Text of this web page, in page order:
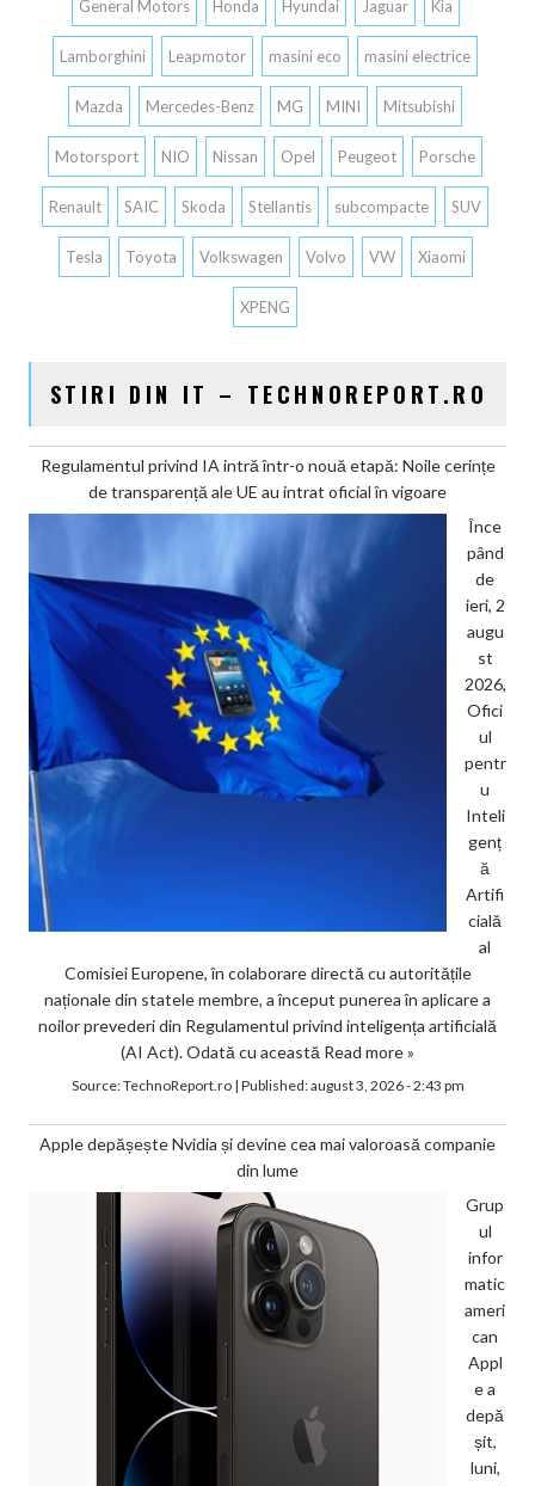
General Motors Honda Hyundai Jaguar Kia
Lamborghini Leapmotor masini eco masini electrice
Mazda Mercedes-Benz MG MINI Mitsubishi
Motorsport NIO Nissan Opel Peugeot Porsche
Renault SAIC Skoda Stellantis subcompacte SUV
Tesla Toyota Volkswagen Volvo VW Xiaomi
XPENG
STIRI DIN IT – TECHNOREPORT.RO
Regulamentul privind IA intră într-o nouă etapă: Noile cerințe
de transparență ale UE au intrat oficial în vigoare
Înce
pând
de
ieri, 2
augu
st
2026,
Ofici
ul
pentr
u
Inteli
genț
ă
Artifi
cială
al
Comisiei Europene, în colaborare directă cu autoritățile
naționale din statele membre, a început punerea în aplicare a
noilor prevederi din Regulamentul privind inteligența artificială
(AI Act). Odată cu această Read more »
Source:TechnoReport.ro| Published:august 3, 2026 - 2:43 pm
Apple depășește Nvidia și devine cea mai valoroasă companie
din lume
Grup
ul
infor
matic
ameri
can
Appl
e a
depă
șit,
luni,